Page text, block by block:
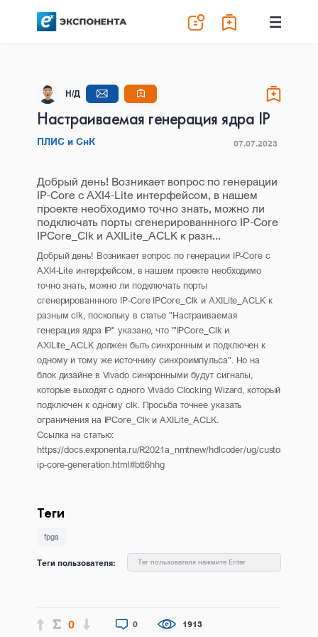
Н/Д
Настраиваемая генерация ядра IP
ПЛИС и СнК 07.07.2023
Добрый день! Возникает вопрос по генерации
IP-Core с AXI4-Lite интерфейсом, в нашем
проекте необходимо точно знать, можно ли
подключать порты сгенерированнного IP-Core
IPCore_Clk и AXILite_ACLK к разн...
Добрый день! Возникает вопрос по генерации IP-Core с
AXI4-Lite интерфейсом, в нашем проекте необходимо
точно знать, можно ли подключать порты
сгенерированнного IP-Core IPCore_Clk и AXILite_ACLK к
разным clk, поскольку в статье "Настраиваемая
генерация ядра IP" указано, что '"IPCore_Clk и
AXILite_ACLK должен быть синхронным и подключен к
одному и тому же источнику синхроимпульса". Но на
блок дизайне в Vivado синхронными будут сигналы,
которые выходят с одного Vivado Clocking Wizard, который
подключен к одному clk. Просьба точнее указать
ограничения на IPCore_Clk и AXILite_ACLK.
Ссылка на статью:
https://docs.exponenta.ru/R2021a_nmtnew/hdlcoder/ug/custom-
ip-core-generation.html#btt6hhg
Теги
fpga
Теги пользователя: Тег пользователя нажмите Enter
0 0 1913